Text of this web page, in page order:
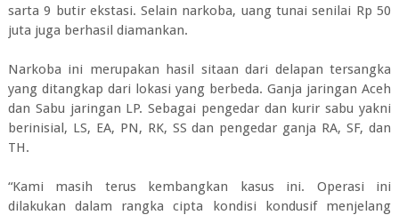
sarta 9 butir ekstasi. Selain narkoba, uang tunai senilai Rp 50
juta juga berhasil diamankan.
Narkoba ini merupakan hasil sitaan dari delapan tersangka
yang ditangkap dari lokasi yang berbeda. Ganja jaringan Aceh
dan Sabu jaringan LP. Sebagai pengedar dan kurir sabu yakni
berinisial, LS, EA, PN, RK, SS dan pengedar ganja RA, SF, dan
TH.
“Kami masih terus kembangkan kasus ini. Operasi ini
dilakukan dalam rangka cipta kondisi kondusif menjelang